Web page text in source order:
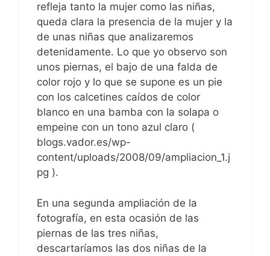
refleja tanto la mujer como las niñas,
queda clara la presencia de la mujer y la
de unas niñas que analizaremos
detenidamente. Lo que yo observo son
unos piernas, el bajo de una falda de
color rojo y lo que se supone es un pie
con los calcetines caídos de color
blanco en una bamba con la solapa o
empeine con un tono azul claro (
blogs.vador.es/wp-
content/uploads/2008/09/ampliacion_1.j
pg ).
En una segunda ampliación de la
fotografía, en esta ocasión de las
piernas de las tres niñas,
descartaríamos las dos niñas de la